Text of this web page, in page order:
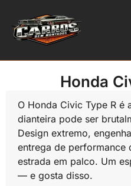
Honda
O Honda Civic Type R é
dianteira pode ser
Design extremo,
entrega de performance
estrada em palco. Um
— e gosta disso.